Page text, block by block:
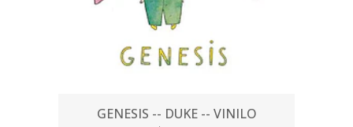
GENESIS -- DUKE -- VINILO